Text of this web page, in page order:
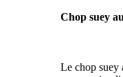
Chop suey
Le chop suey